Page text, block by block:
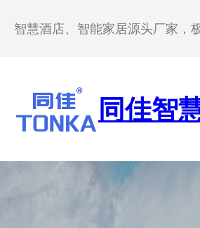
智慧酒店、智能家居源头厂家，
同佳智